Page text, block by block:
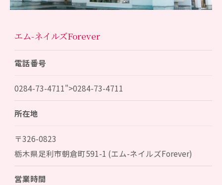
エム-ネイルズForever
電話番号
0284-73-4711">0284-73-4711
所在地
〒326-0823
栃木県足利市朝倉町591-1 (エム-ネイルズForever)
営業時間